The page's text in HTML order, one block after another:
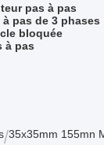
pas à pas
pas de 3 phases
bloquée
à pas
35x35mm 155mn